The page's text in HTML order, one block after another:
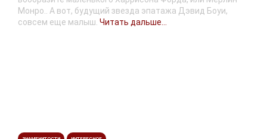
Монро.. А вот, будущий звезда эпатажа Дэвид Боуи,
совсем еще малыш. Читать дальше...